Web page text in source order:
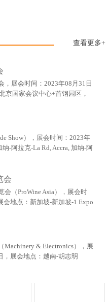
查看更多+
，展会时间：2023年08月31日
京国家会议中心+首钢园区，
市人民政府，举办
Show），展会时间：2023年
-阿拉克-La Rd, Accra, 加纳-阿
，举办周期：一年一
会
（ProWine Asia），展会时
会地点：新加坡-新加坡-1 Expo
加坡博览中心，主办方：英富
Machinery & Electronics），展
，展会地点：越南-胡志明
7-胡志明西贡会展中心，